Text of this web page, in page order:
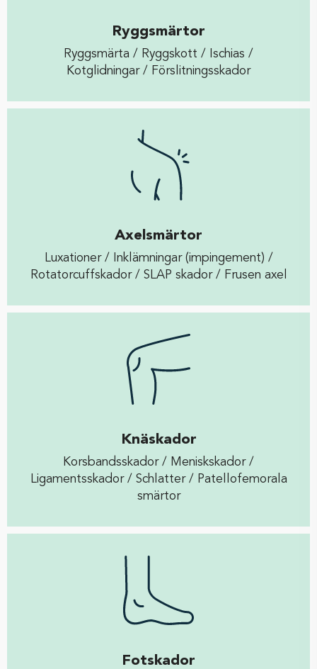
Ryggsmärtor
Ryggsmärta / Ryggskott / Ischias /
Kotglidningar / Förslitningsskador
Axelsmärtor
Luxationer / Inklämningar (impingement) /
Rotatorcuffskador / SLAP skador / Frusen axel
Knäskador
Korsbandsskador / Meniskskador /
Ligamentsskador / Schlatter / Patellofemorala
smärtor
Fotskador